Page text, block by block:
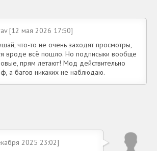
[12 мая 2026 17:50]
что-то не очень заходят просмотры,
вроде всё пошло. Но подписыки вообще
прям летают! Мод действительно
а багов никаких не наблюдаю.
2025 23:02]